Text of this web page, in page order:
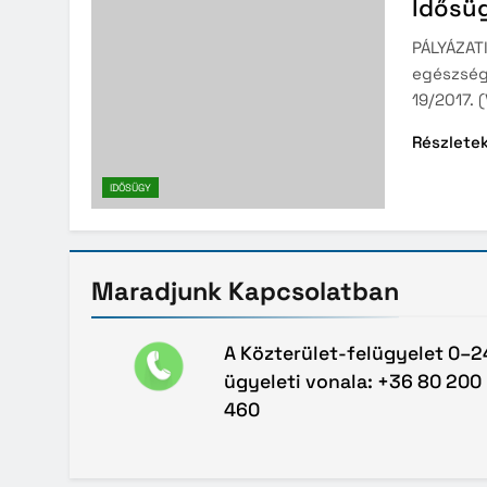
IDŐSÜGY
19/2017.
Maradjunk Kapcsolatban
A Közterület-felügyelet
ügyeleti vonala: +36 80 200
460